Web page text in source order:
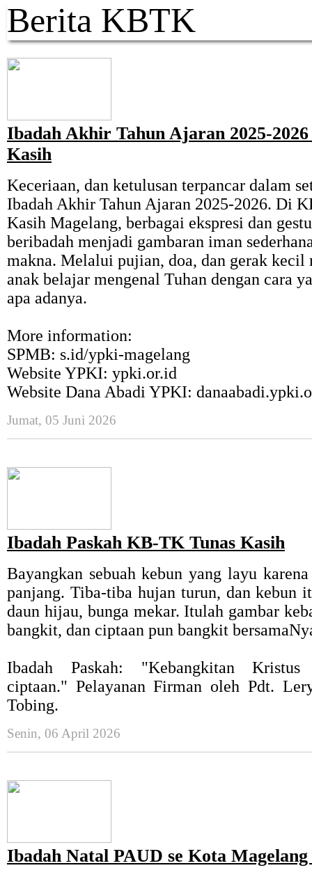
Berita KBTK
Ibadah Akhir Tahun Ajaran 2025-
Kasih
Keceriaan, dan ketulusan terpancar dalam
Ibadah Akhir Tahun Ajaran 2025-2026. Di
Kasih Magelang, berbagai ekspresi dan
beribadah menjadi gambaran iman
makna. Melalui pujian, doa, dan gerak kecil
anak belajar mengenal Tuhan dengan cara
apa adanya.
More information:
SPMB: s.id/ypki-magelang
Website YPKI: ypki.or.id
Website Dana Abadi YPKI:
Jumat, 05 Juni 2026
Ibadah Paskah KB-TK Tunas Kasih
Bayangkan sebuah kebun yang layu
panjang. Tiba-tiba hujan turun, dan kebun
daun hijau, bunga mekar. Itulah gambar
bangkit, dan ciptaan pun bangkit
Ibadah Paskah: "Kebangkitan Kristus
ciptaan." Pelayanan Firman oleh Pdt.
Tobing.
Senin, 06 April 2026
Ibadah Natal PAUD se Kota Magelang